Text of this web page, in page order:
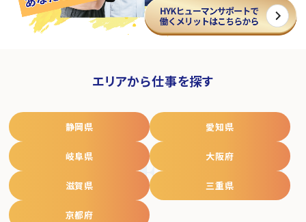
エリアから仕事を探す
JOB SEARCH
静岡県 愛知県
岐阜県 大阪府
滋賀県 三重県
京都府